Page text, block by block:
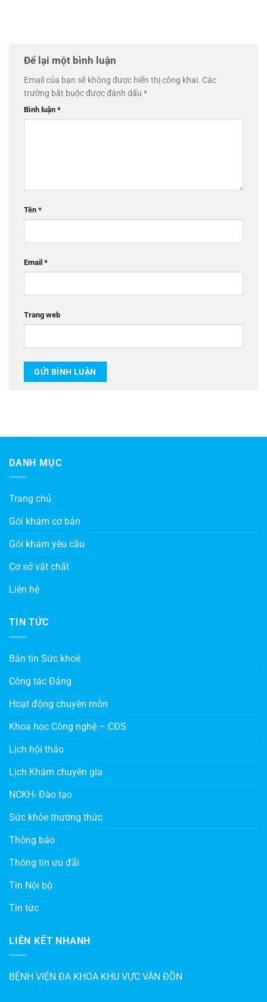
Để lại một bình luận
Email của bạn sẽ không được hiển thị công khai. Các
trường bắt buộc được đánh dấu *
Bình luận *
Tên *
Email *
Trang web
DANH MỤC
Trang chủ
Gói khám cơ bản
Gói khám yêu cầu
Cơ sở vật chất
Liên hệ
TIN TỨC
Bản tin Sức khoẻ
Công tác Đảng
Hoạt động chuyên môn
Khoa học Công nghệ – CĐS
Lịch hội thảo
Lịch Khám chuyên gia
NCKH- Đào tạo
Sức khỏe thường thức
Thông báo
Thông tin ưu đãi
Tin Nội bộ
Tin tức
LIÊN KẾT NHANH
BỆNH VIỆN ĐA KHOA KHU VỰC VÂN ĐỒN